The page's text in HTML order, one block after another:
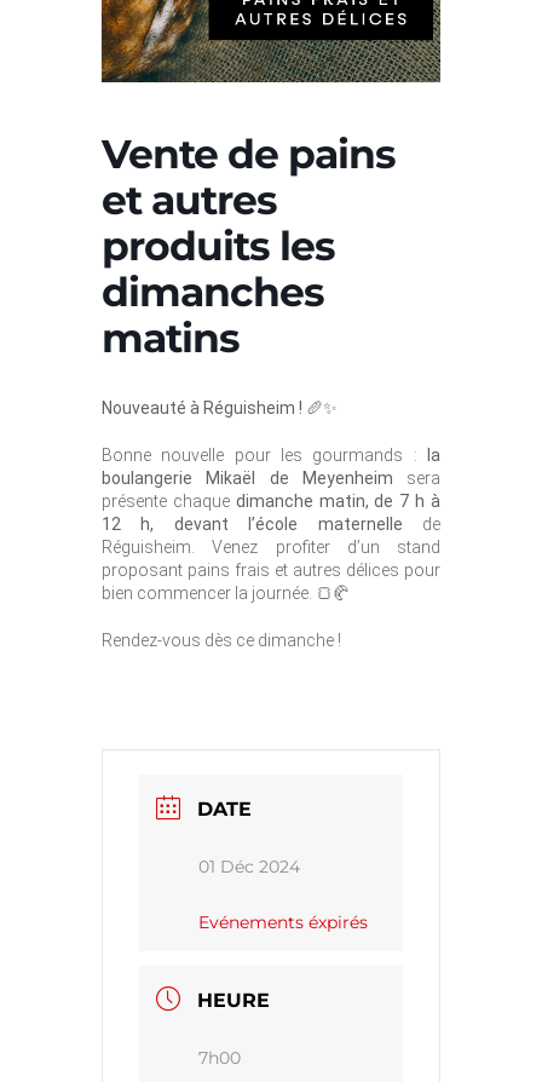
Vente de pains
et autres
produits les
dimanches
matins
Nouveauté à Réguisheim ! 🥖✨
Bonne nouvelle pour les gourmands :
la
boulangerie Mikaël de Meyenheim sera
présente chaquedimanche matin, de 7 h à
12 h, devant l’école maternelle de
Réguisheim. Venez profiter d’un stand
proposant pains frais et autres délices pour
bien commencer la journée. 🍞🥐
Rendez-vous dès ce dimanche !
DATE
01 Déc 2024
Evénements éxpirés
HEURE
7h00